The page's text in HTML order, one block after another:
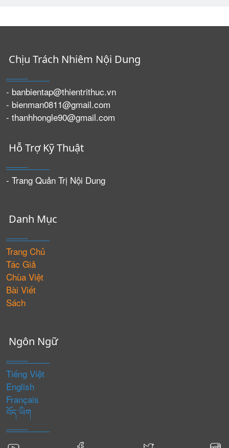
Chịu Trách Nhiêm Nội Dung
- banbientap@thientrithuc.vn
- bienman0811@gmail.com
- thanhhongle90@gmail.com
Hỗ Trợ Kỹ Thuật
- Trang Quản Trị Nội Dung
Danh Mục
Trang Chủ
Tác Giả
Chùa Việt
Bài Viết
Sách
Ngôn Ngữ
Tiếng Việt
English
Français
བོད་ཡིག